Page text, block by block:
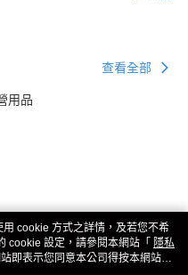
查看全部
用品
cookie 方式之詳情，及若您不希
cookie 設定，請參閱本網站「 隱私
即表示您同意本公司得按本網站使